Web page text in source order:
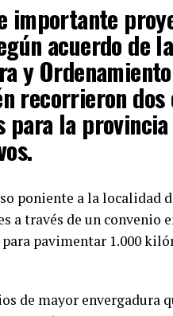
importante
acuerdo de
y
recorrieron
para la
poniente a la
a través de un convenio
pavimentar 1.000
de mayor envergadura